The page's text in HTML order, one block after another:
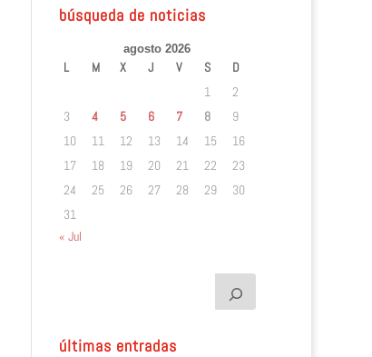
búsqueda de noticias
agosto 2026
L M X J V S
D
1
2
3
4 5 6 7 8
9
10
11 12 13 14 15
16
17
18 19 20 21 22
23
24
25 26 27 28 29
30
31
« Jul
últimas entradas